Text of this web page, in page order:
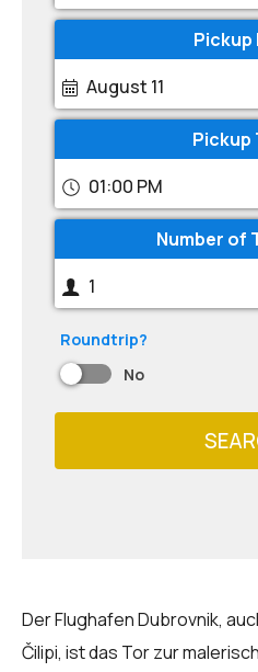
Pickup
August 11
Pickup
01:00 PM
Number of
1
Roundtrip?
No
Der Flughafen Dubrovnik,
Čilipi, ist das Tor zur